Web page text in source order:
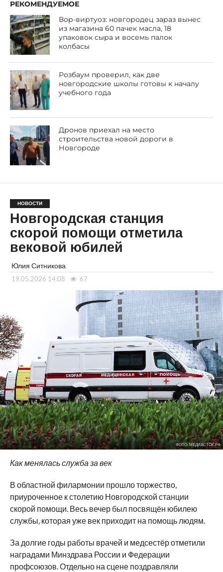
РЕКОМЕНДУЕМОЕ
Вор-виртуоз: новгородец зараз вынес
из магазина 60 пачек масла, 18
упаковок сыра и восемь палок
колбасы
Розбаум проверил, как две
новгородские школы готовы к началу
учебного года
Дронов приехал на место
строительства новой дороги в
Новгороде
НОВОСТИ
Новгородская станция
скорой помощи отметила
вековой юбилей
Юлия Ситникова
19.05.2026 14:08 67
ФОТО: МЕДИАСТОК.РФ
Как менялась служба за век
В областной филармонии прошло торжество,
приуроченное к столетию Новгородской станции
скорой помощи. Весь вечер был посвящён юбилею
службы, которая уже век приходит на помощь людям.
За долгие годы работы врачей и медсестёр отметили
наградами Минздрава России и Федерации
профсоюзов. Отдельно на сцене поздравляли